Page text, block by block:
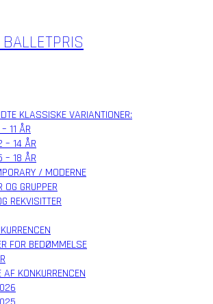
KLASSISKE VARIANTIONER:
11 ÅR
– 14 ÅR
– 18 ÅR
/ MODERNE
OG GRUPPER
REKVISITTER
FOR BEDØMMELSE
AF KONKURRENCEN